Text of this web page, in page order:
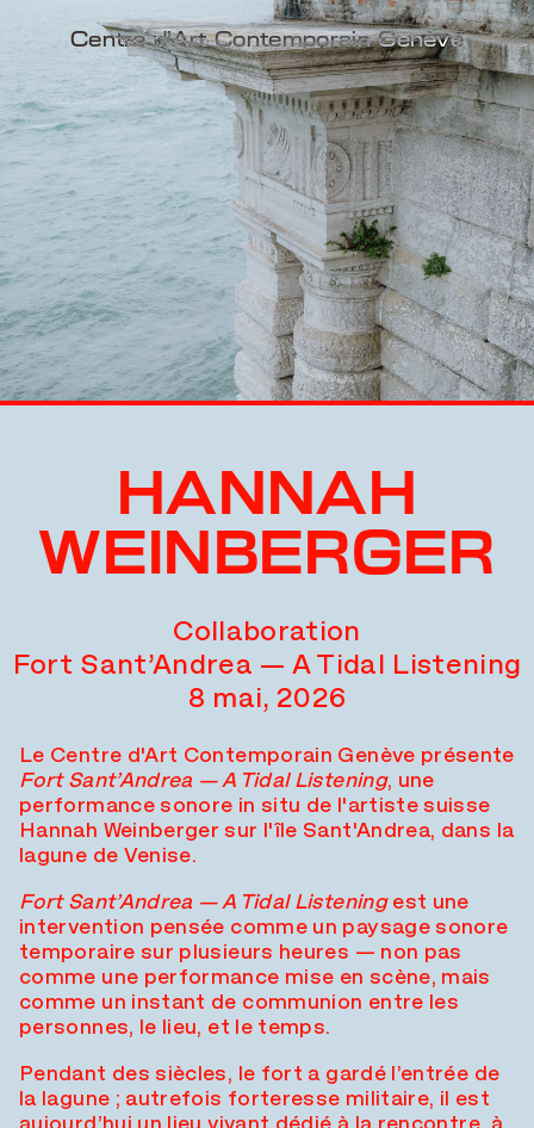
Centre d'Art Contemporain Genève
HANNAH
WEINBERGER
Collaboration
Fort Sant’Andrea — A Tidal Listening
8 mai, 2026
Le Centre d'Art Contemporain Genève présente
Fort Sant’Andrea — A Tidal Listening, une
performance sonore in situ de l'artiste suisse
Hannah Weinberger sur l'île Sant'Andrea, dans la
lagune de Venise.
Fort Sant’Andrea — A Tidal Listeningest une
intervention pensée comme un paysage sonore
temporaire sur plusieurs heures — non pas
comme une performance mise en scène, mais
comme un instant de communion entre les
personnes, le lieu, et le temps.
Pendant des siècles, le fort a gardé l’entrée de
la lagune ; autrefois forteresse militaire, il est